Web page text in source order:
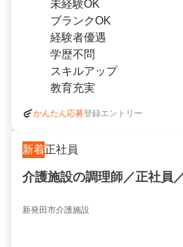
未経験OK
ブランクOK
経験者優遇
学歴不問
スキルアップ
教育充実
かんたん応募登録エントリー
新着正社員
介護施設の調理師／正社員
新発田市介護施設